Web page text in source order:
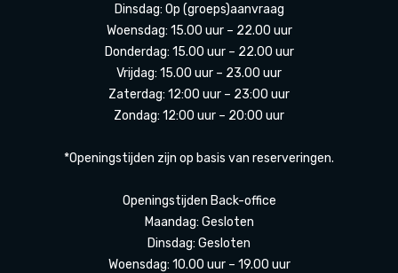
Dinsdag: Op (groeps)aanvraag
Woensdag: 15.00 uur – 22.00 uur
Donderdag: 15.00 uur – 22.00 uur
Vrijdag: 15.00 uur – 23.00 uur
Zaterdag: 12:00 uur – 23:00 uur
Zondag: 12:00 uur – 20:00 uur
*Openingstijden zijn op basis van reserveringen.
Openingstijden Back-office
Maandag: Gesloten
Dinsdag: Gesloten
Woensdag: 10.00 uur – 19.00 uur